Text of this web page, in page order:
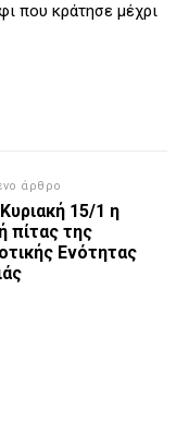
που κράτησε μέχρι
άρθρο
15/1 η
πίτας της
Ενότητας